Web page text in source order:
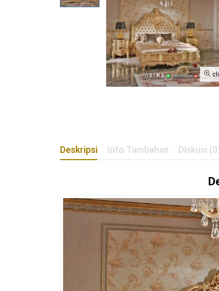
Deskripsi Info Tambahan Diskusi